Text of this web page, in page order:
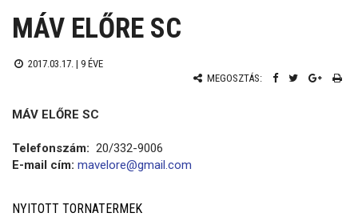
MÁV ELŐRE SC
2017.03.17. | 9 ÉVE
MEGOSZTÁS:
MÁV ELŐRE SC
Telefonszám: 20/332-9006
E-mail cím: mavelore@gmail.com
NYITOTT TORNATERMEK